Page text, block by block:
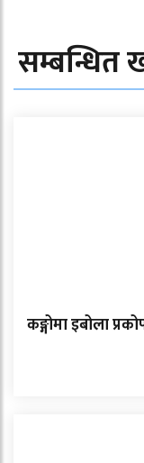
सम्बन्धित
कङ्गोमा इबोला